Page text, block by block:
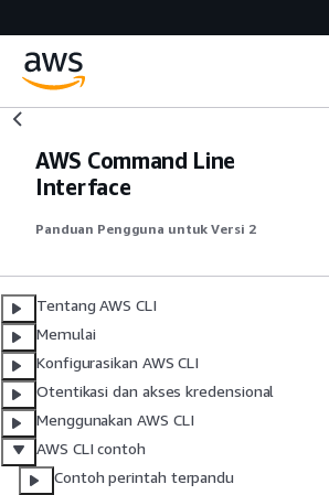
AWS Command Line
Interface
Panduan Pengguna untuk Versi 2
Tentang AWS CLI
Memulai
Konfigurasikan AWS CLI
Otentikasi dan akses kredensional
Menggunakan AWS CLI
AWS CLI contoh
Contoh perintah terpandu